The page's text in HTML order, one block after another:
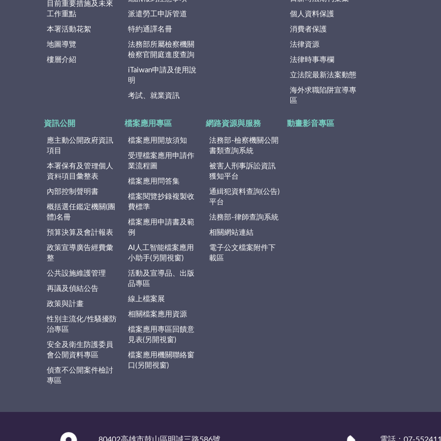
目前重要措施及未來
工作重點
本署活動花絮
地圖導覽
樓層介紹
派遣勞工申訴管道
特約通譯名冊
法務部所屬檢察機關
檢察官開庭進度查詢
iTaiwan申請及使用說
明
考試、就業資訊
個人資料保護
消費者保護
法律資源
法律時事專欄
立法院最新法案動態
海外求職陷阱宣導專
區
資訊公開
應主動公開政府資訊
項目
本署保有及管理個人
資料項目彙整表
內部控制聲明書
概括選任鑑定機關(團
體)名冊
預算決算及會計報表
政策宣導廣告經費彙
整
公共設施維護管理
再議及偵結公告
政策與計畫
性別主流化/性騷擾防
治專區
安全及衛生防護委員
會公開資料專區
偵查不公開案件檢討
專區
檔案應用專區
檔案應用開放須知
受理檔案應用申請作
業流程圖
檔案應用問答集
檔案閱覽抄錄複製收
費標準
檔案應用申請書及範
例
AI人工智能檔案應用
小助手(另開視窗)
活動及宣導品、出版
品專區
線上檔案展
相關檔案應用資源
檔案應用專區回饋意
見表(另開視窗)
檔案應用機關聯絡窗
口(另開視窗)
網路資源與服務
法務部-檢察機關公開
書類查詢系統
被害人刑事訴訟資訊
獲知平台
通緝犯資料查詢(公告)
平台
法務部-律師查詢系統
相關網站連結
電子公文檔案附件下
載區
動畫影音專區